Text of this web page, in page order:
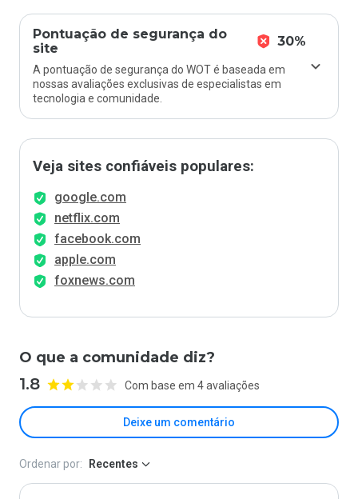
Pontuação de segurança do
site
30%
A pontuação de segurança do WOT é baseada em
nossas avaliações exclusivas de especialistas em
tecnologia e comunidade.
Veja sites confiáveis populares:
google.com
netflix.com
facebook.com
apple.com
foxnews.com
O que a comunidade diz?
1.8 Com base em 4 avaliações
Deixe um comentário
Ordenar por: Recentes